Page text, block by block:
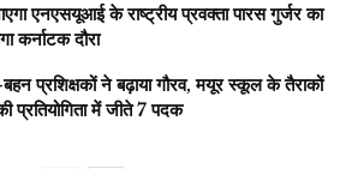
एनएसयूआई के राष्ट्रीय प्रवक्ता पारस गुर्जर का
कर्नाटक दौरा
प्रशिक्षकों ने बढ़ाया गौरव, मयूर स्कूल के तैराकों
प्रतियोगिता में जीते 7 पदक